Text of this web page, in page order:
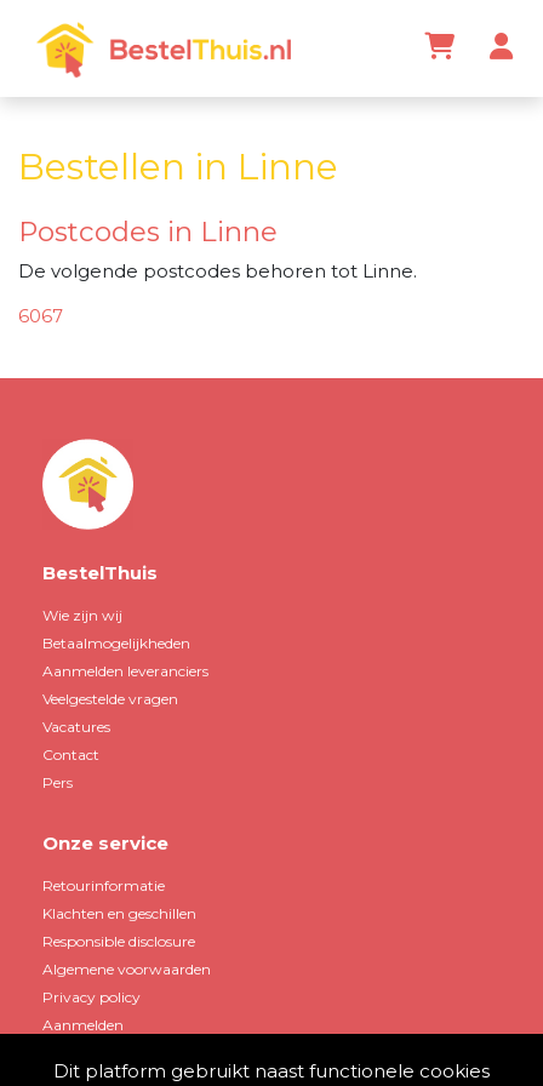
Bestellen in Linne
Postcodes in Linne
De volgende postcodes behoren tot Linne.
6067
BestelThuis
Wie zijn wij
Betaalmogelijkheden
Aanmelden leveranciers
Veelgestelde vragen
Vacatures
Contact
Pers
Onze service
Retourinformatie
Klachten en geschillen
Responsible disclosure
Algemene voorwaarden
Privacy policy
Aanmelden
Dit platform gebruikt naast functionele cookies